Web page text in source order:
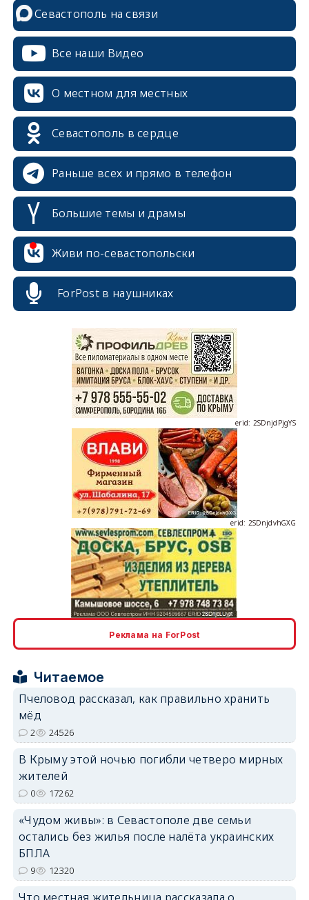
Севастополь на связи
Все наши Видео
О местном для местных
Севастополь в сердце
Раньше всех и прямо в телефон
Большие темы и драмы
Живи по-севастопольски
ForPost в наушниках
erid: 2SDnjcrDNw6
erid: 2SDnjdvhGXG
erid: 2SDnjcLUypt
Реклама на ForPost
Читаемое
Пчеловод рассказал, как правильно хранить
мёд
2 24526
В Крыму этой ночью погибли четверо мирных
жителей
0 17262
«Чудом живы»: в Севастополе две семьи
остались без жилья после налёта украинских
БПЛА
9 12320